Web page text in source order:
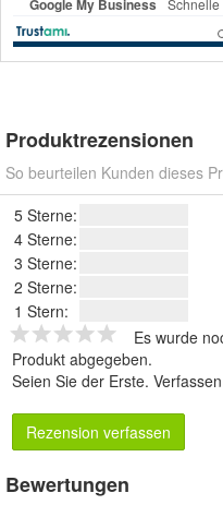
Produktrezensionen
So beurteilen Kunden dieses
5 Sterne:
4 Sterne:
3 Sterne:
2 Sterne:
1 Stern:
Es wurde
Produkt abgegeben.
Seien Sie der Erste.
Rezension verfassen
Bewertungen